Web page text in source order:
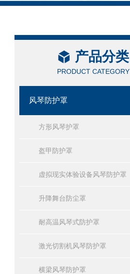
产品分类
PRODUCT CATEGORY
风琴防护罩
方形风琴护罩
盔甲防护罩
虚拟现实体验设备风琴防护罩
升降舞台防尘罩
耐高温风琴式防护罩
激光切割机风琴防护罩
横梁风琴防护罩